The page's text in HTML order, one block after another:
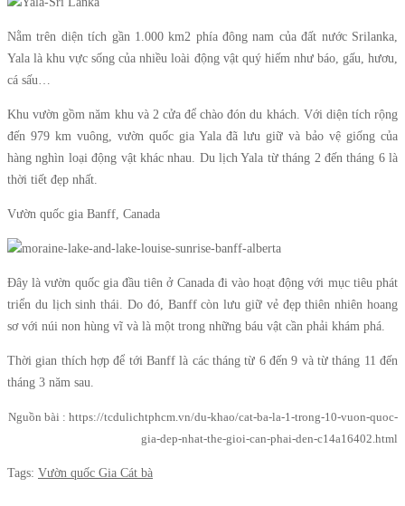
Nằm trên diện tích gần 1.000 km2 phía đông nam của đất nước Srilanka,
Yala là khu vực sống của nhiều loài động vật quý hiếm như báo, gấu, hươu,
cá sấu…
Khu vườn gồm năm khu và 2 cửa để chào đón du khách. Với diện tích rộng
đến 979 km vuông, vườn quốc gia Yala đã lưu giữ và bảo vệ giống của
hàng nghìn loại động vật khác nhau. Du lịch Yala từ tháng 2 đến tháng 6 là
thời tiết đẹp nhất.
Vườn quốc gia Banff, Canada
Đây là vườn quốc gia đầu tiên ở Canada đi vào hoạt động với mục tiêu phát
triển du lịch sinh thái. Do đó, Banff còn lưu giữ vẻ đẹp thiên nhiên hoang
sơ với núi non hùng vĩ và là một trong những báu vật cần phải khám phá.
Thời gian thích hợp để tới Banff là các tháng từ 6 đến 9 và từ tháng 11 đến
tháng 3 năm sau.
Nguồn bài : https://tcdulichtphcm.vn/du-khao/cat-ba-la-1-trong-10-vuon-quoc-
gia-dep-nhat-the-gioi-can-phai-den-c14a16402.html
Tags: Vườn quốc Gia Cát bà